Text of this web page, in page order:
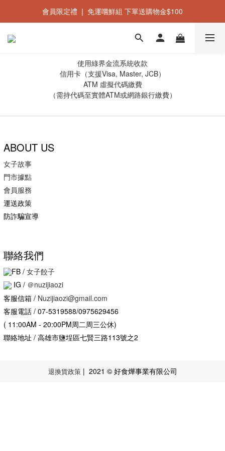
新會員禮 ❘ 立即加入會員即贈$50購物金
會員限定禮 ❘ 免運嚐鮮組 下單送購物金$100
新會員禮 ❘ 立即加入會員即贈$50購物金
使用綠界金流系統收款
信用卡（支援Visa, Master, JCB）
ATM 虛擬代碼繳費
（需持代碼至實體ATM或網路銀行繳費）
ABOUT US
女子故事
門市據點
會員服務
運送政策
防詐騙宣導
聯絡我們
FB / 女子餃子
IG / ＠nuzijiaozi
客服信箱 / Nuzijiaozi@gmail.com
客服電話 / 07-5319588/0975629456
( 11:00AM - 20:00PM周二周三公休)
聯絡地址 / 高雄市鹽埕區七賢三路113號之2
退換貨政策| 2021 © 好食燁事業有限公司